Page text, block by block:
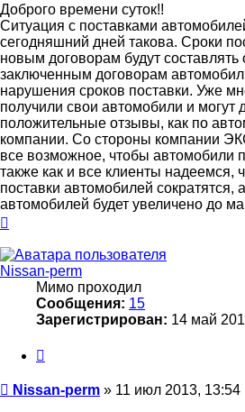
Доброго времени суток!!
Ситуация с поставками
сегодняшний дней такова. Сроки
новым договорам будут составлять
заключенным договорам
нарушения сроков поставки. Уже
получили свои автомобили и могут
положительные отзывы, как по
компании. Со стороны компании
все возможное, чтобы
также как и все клиенты надеемся,
поставки автомобилей сократятся,
автомобилей будет увеличено до
началу
Nissan-perm
Мимо проходил
Сообщения: 15
Зарегистрирован: 14 май
Сообщение
Nissan-perm » 11 июл 2013, 13:54